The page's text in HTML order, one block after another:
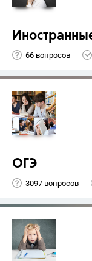
66 вопросов
ОГЭ
3097 вопросов